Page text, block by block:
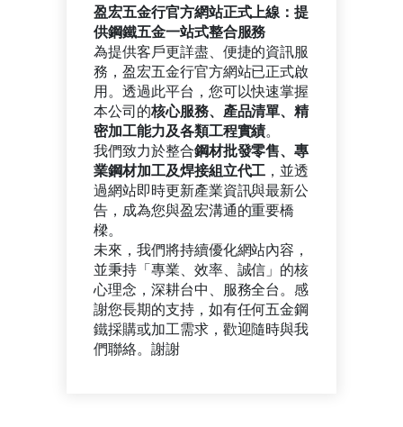
盈宏五金行官方網站正式上線：提
供鋼鐵五金一站式整合服務
為提供客戶更詳盡、便捷的資訊服
務，盈宏五金行官方網站已正式啟
用。透過此平台，您可以快速掌握
本公司的核心服務、產品清單、精
密加工能力及各類工程實績。
我們致力於整合鋼材批發零售、專
業鋼材加工及焊接組立代工 ，並透
過網站即時更新產業資訊與最新公
告，成為您與盈宏溝通的重要橋
樑。
未來，我們將持續優化網站內容，
並秉持「專業、效率、誠信」的核
心理念，深耕台中、服務全台。感
謝您長期的支持，如有任何五金鋼
鐵採購或加工需求，歡迎隨時與我
們聯絡。謝謝